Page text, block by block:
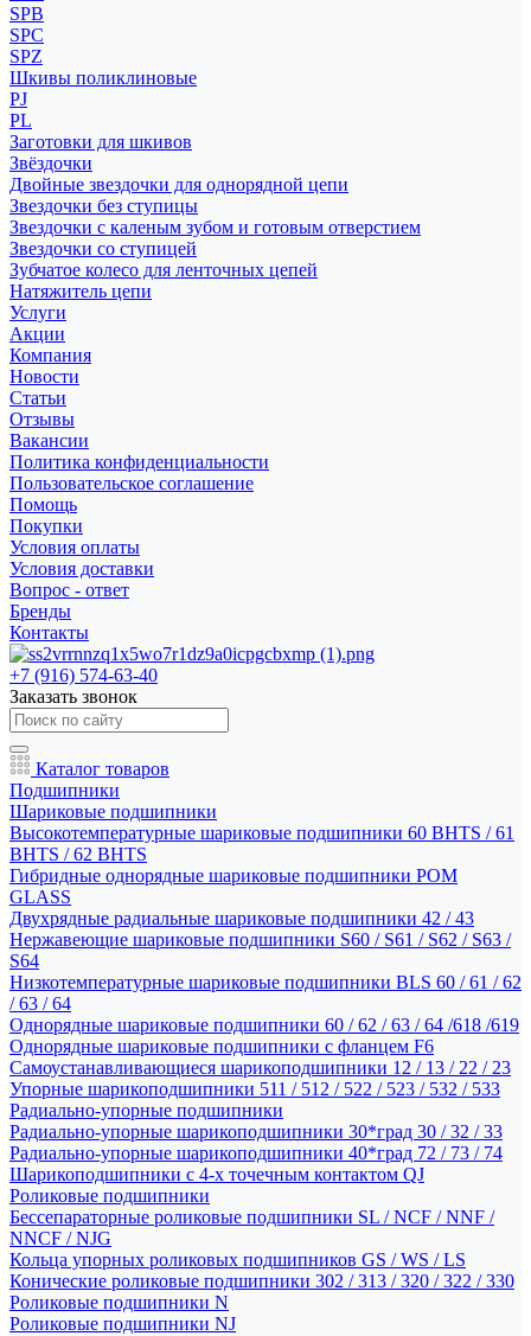
SPB
SPC
SPZ
Шкивы поликлиновые
PJ
PL
Заготовки для шкивов
Звёздочки
Двойные звездочки для однорядной цепи
Звездочки без ступицы
Звездочки с каленым зубом и готовым отверстием
Звездочки со ступицей
Зубчатое колесо для ленточных цепей
Натяжитель цепи
Услуги
Акции
Компания
Новости
Статьи
Отзывы
Вакансии
Политика конфиденциальности
Пользовательское соглашение
Помощь
Покупки
Условия оплаты
Условия доставки
Вопрос - ответ
Бренды
Контакты
+7 (916) 574-63-40
Заказать звонок
Каталог товаров
Подшипники
Шариковые подшипники
Высокотемпературные шариковые подшипники 60 BHTS / 61
BHTS / 62 BHTS
Гибридные однорядные шариковые подшипники POM
GLASS
Двухрядные радиальные шариковые подшипники 42 / 43
Нержавеющие шариковые подшипники S60 / S61 / S62 / S63 /
S64
Низкотемпературные шариковые подшипники BLS 60 / 61 / 62
/ 63 / 64
Однорядные шариковые подшипники 60 / 62 / 63 / 64 /618 /619
Однорядные шариковые подшипники с фланцем F6
Самоустанавливающиеся шарикоподшипники 12 / 13 / 22 / 23
Упорные шарикоподшипники 511 / 512 / 522 / 523 / 532 / 533
Радиально-упорные подшипники
Радиально-упорные шарикоподшипники 30*град 30 / 32 / 33
Радиально-упорные шарикоподшипники 40*град 72 / 73 / 74
Шарикоподшипники с 4-х точечным контактом QJ
Роликовые подшипники
Бессепараторные роликовые подшипники SL / NCF / NNF /
NNCF / NJG
Кольца упорных роликовых подшипников GS / WS / LS
Конические роликовые подшипники 302 / 313 / 320 / 322 / 330
Роликовые подшипники N
Роликовые подшипники NJ